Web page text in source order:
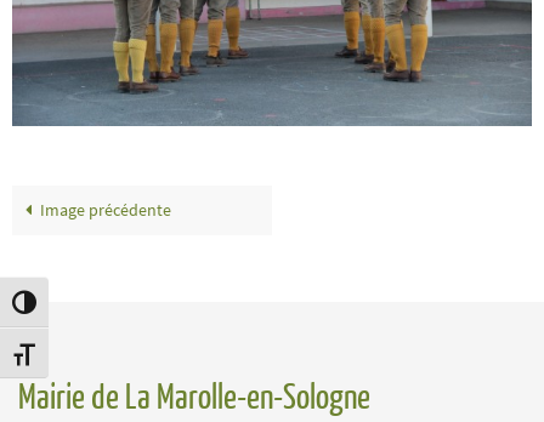
Passer en contraste élevé
Changer la taille de la police
Image précédente
Mairie de La Marolle-en-Sologne